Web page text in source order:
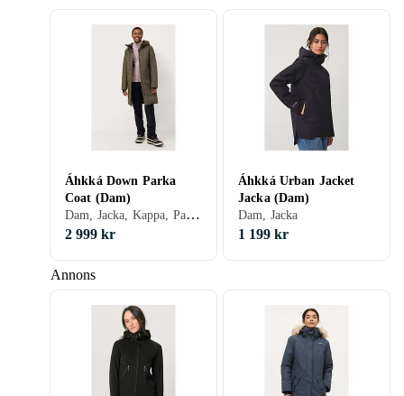
Annons
Áhkká Down Parka
Coat (Dam)
Dam, Jacka, Kappa, Parka, Dunkappa, Vinter, Polyester
2 999 kr
Áhkká Urban Jacket
Jacka (Dam)
Dam, Jacka
1 199 kr